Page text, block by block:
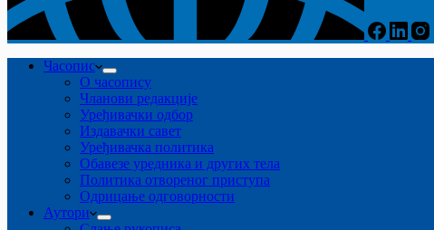
Часопис
О часопису
Чланови редакције
Уређивачки одбор
Издавачки савет
Уређивачка политика
Обавезе уредника и других тела
Пoлитикa oтвoрeнoг приступa
Одрицање одговорности
Аутори